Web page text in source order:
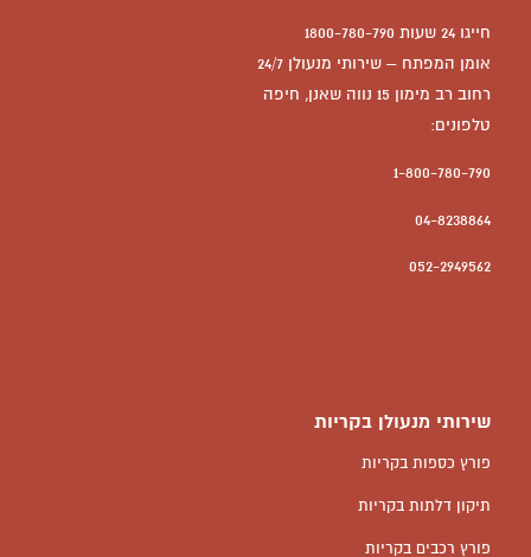
חייגו 24 שעות 1800-780-790
אומן המפתח – שירותי מנעולן 24/7
רחוב רב מימון 15 נווה שאנן, חיפה
טלפונים:
1-800-780-790
04-8238864
052-2949562
שירותי מנעולן בקריות
פורץ כספות בקריות
תיקון דלתות בקריות
פורץ רכבים בקריות